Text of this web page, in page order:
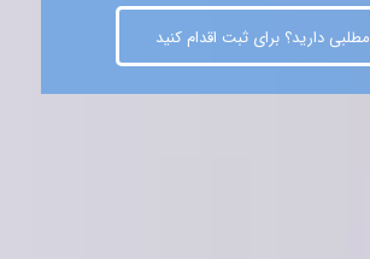
مطلبی دارید؟ برای ثبت اقدام کنید